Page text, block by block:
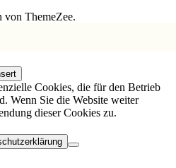
von ThemeZee.
Cookies, die für den Betrieb
Wenn Sie die Website weiter
dieser Cookies zu.